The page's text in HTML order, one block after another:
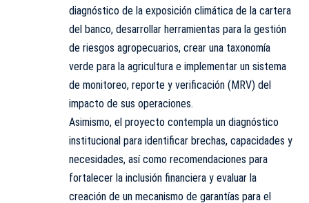
diagnóstico de la exposición climática de la cartera
del banco, desarrollar herramientas para la gestión
de riesgos agropecuarios, crear una taxonomía
verde para la agricultura e implementar un sistema
de monitoreo, reporte y verificación (MRV) del
impacto de sus operaciones.
Asimismo, el proyecto contempla un diagnóstico
institucional para identificar brechas, capacidades y
necesidades, así como recomendaciones para
fortalecer la inclusión financiera y evaluar la
creación de un mecanismo de garantías para el